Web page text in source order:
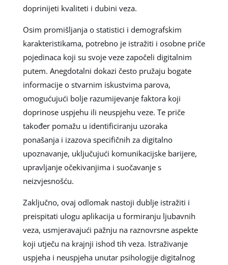
doprinijeti kvaliteti i dubini veza.
Osim promišljanja o statistici i demografskim
karakteristikama, potrebno je istražiti i osobne priče
pojedinaca koji su svoje veze započeli digitalnim
putem. Anegdotalni dokazi često pružaju bogate
informacije o stvarnim iskustvima parova,
omogućujući bolje razumijevanje faktora koji
doprinose uspjehu ili neuspjehu veze. Te priče
također pomažu u identificiranju uzoraka
ponašanja i izazova specifičnih za digitalno
upoznavanje, uključujući komunikacijske barijere,
upravljanje očekivanjima i suočavanje s
neizvjesnošću.
Zaključno, ovaj odlomak nastoji dublje istražiti i
preispitati ulogu aplikacija u formiranju ljubavnih
veza, usmjeravajući pažnju na raznovrsne aspekte
koji utječu na krajnji ishod tih veza. Istraživanje
uspjeha i neuspjeha unutar psihologije digitalnog